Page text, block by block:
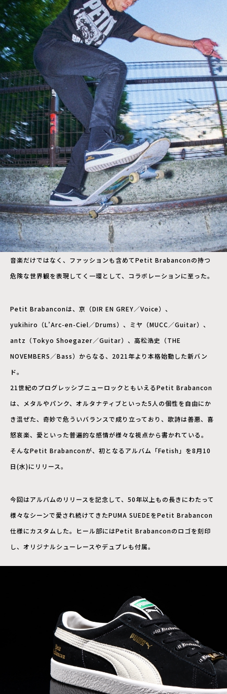
音楽だけではなく、ファッションも含めてPetit Brabanconの持つ
危険な世界観を表現してく一環として、コラボレーションに至った。
Petit Brabanconは、京（DIR EN GREY／Voice）、
yukihiro（L’Arc-en-Ciel／Drums）、ミヤ（MUCC／Guitar）、
antz（Tokyo Shoegazer／Guitar）、高松浩史（THE
NOVEMBERS／Bass）からなる、2021年より本格始動した新バン
ド。
21世紀のプログレッシブニューロックともいえるPetit Brabancon
は、メタルやパンク、オルタナティブといった5人の個性を自由にか
き混ぜた、奇妙で危ういバランスで成り立っており、歌詩は善悪、喜
怒哀楽、愛といった普遍的な感情が様々な視点から書かれている。
そんなPetit Brabanconが、初となるアルバム「Fetish」を8月10
日(水)にリリース。
今回はアルバムのリリースを記念して、50年以上もの長きにわたって
様々なシーンで愛され続けてきたPUMA SUEDEをPetit Brabancon
仕様にカスタムした。ヒール部にはPetit Brabanconのロゴを刻印
し、オリジナルシューレースやデュプレも付属。